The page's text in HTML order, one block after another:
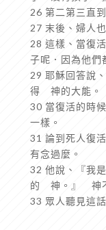
26 第二第三直
27 末後、婦人
28 這樣、當復
子呢．因為他們
29 耶穌回答說
得 神的大能。
30 當復活的時
一樣。
31 論到死人復
有念過麼。
32 他說、『我
的 神。』 神
33 眾人聽見這